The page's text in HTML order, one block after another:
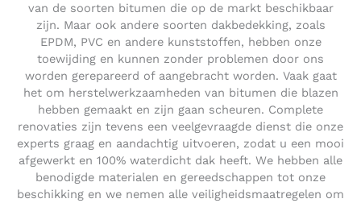
van de soorten bitumen die op de markt beschikbaar
zijn. Maar ook andere soorten dakbedekking, zoals
EPDM, PVC en andere kunststoffen, hebben onze
toewijding en kunnen zonder problemen door ons
worden gerepareerd of aangebracht worden. Vaak gaat
het om herstelwerkzaamheden van bitumen die blazen
hebben gemaakt en zijn gaan scheuren. Complete
renovaties zijn tevens een veelgevraagde dienst die onze
experts graag en aandachtig uitvoeren, zodat u een mooi
afgewerkt en 100% waterdicht dak heeft. We hebben alle
benodigde materialen en gereedschappen tot onze
beschikking en we nemen alle veiligheidsmaatregelen om